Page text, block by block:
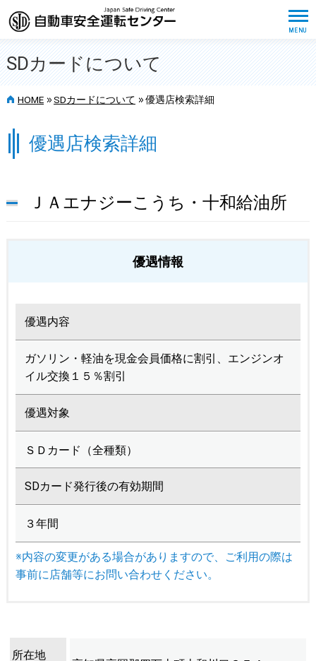
SDカードについて
HOME >> SDカードについて >> 優遇店検索詳細
優遇店検索詳細
ＪＡエナジーこうち・十和給油所
優遇情報
優遇内容
ガソリン・軽油を現金会員価格に割引、エンジンオ
イル交換１５％割引
優遇対象
ＳＤカード（全種類）
SDカード発行後の有効期間
３年間
※内容の変更がある場合がありますので、ご利用の際は
事前に店舗等にお問い合わせください。
所在地